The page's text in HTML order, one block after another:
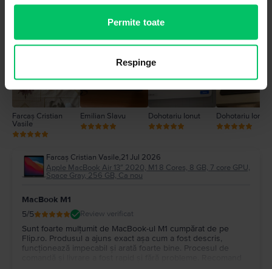
Permite toate
Respinge
4
2
Farcaș Cristian
Vasile
Emilian Slavu Dohotariu Ionut Dohotariu Ionut
Farcaș Cristian Vasile,21 Jul 2026
Apple MacBook Air 13″ 2020, M1 8 Cores, 8 GB, 7 core GPU,
Space Gray, 256 GB, Ca nou
MacBook M1
5/5 Review verificat
Sunt foarte mulțumit de MacBook-ul M1 cumpărat de pe
Flip.ro. Produsul a ajuns exact așa cum a fost descris,
funcționează impecabil și arată foarte bine. Procesul de